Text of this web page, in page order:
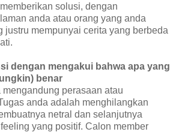
solusi, dengan
anda atau orang yang anda
justru mempunyai cerita yang berbeda
dengan mengakui bahwa apa yang
benar
perasaan atau
anda adalah menghilangkan
netral dan selanjutnya
yang positif. Calon member